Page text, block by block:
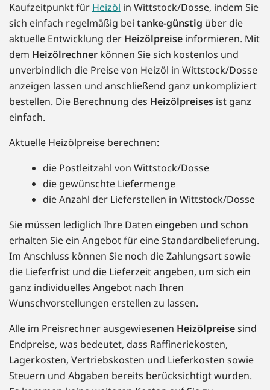
Kaufzeitpunkt für Heizöl in Wittstock/Dosse, indem Sie
sich einfach regelmäßig bei tanke-günstig über die
aktuelle Entwicklung der Heizölpreise informieren. Mit
dem Heizölrechner können Sie sich kostenlos und
unverbindlich die Preise von Heizöl in Wittstock/Dosse
anzeigen lassen und anschließend ganz unkompliziert
bestellen. Die Berechnung des Heizölpreises ist ganz
einfach.
Aktuelle Heizölpreise berechnen:
die Postleitzahl von Wittstock/Dosse
die gewünschte Liefermenge
die Anzahl der Lieferstellen in Wittstock/Dosse
Sie müssen lediglich Ihre Daten eingeben und schon
erhalten Sie ein Angebot für eine Standardbelieferung.
Im Anschluss können Sie noch die Zahlungsart sowie
die Lieferfrist und die Lieferzeit angeben, um sich ein
ganz individuelles Angebot nach Ihren
Wunschvorstellungen erstellen zu lassen.
Alle im Preisrechner ausgewiesenen Heizölpreisesind
Endpreise, was bedeutet, dass Raffineriekosten,
Lagerkosten, Vertriebskosten und Lieferkosten sowie
Steuern und Abgaben bereits berücksichtigt wurden.